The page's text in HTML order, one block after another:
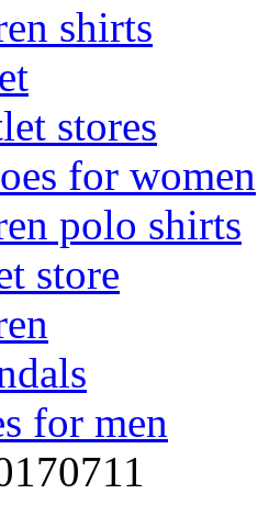
shirts
stores
for women
polo shirts
store
for men